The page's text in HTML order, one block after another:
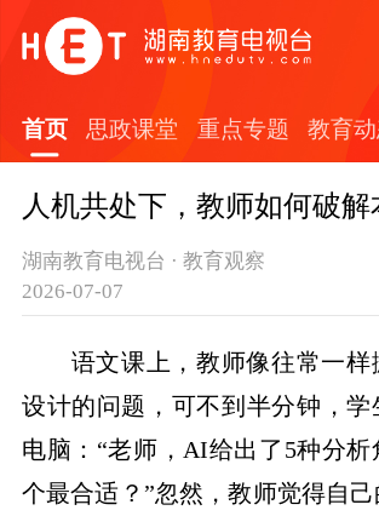
首页 思政课堂 重点专题 教育
人机共处下，教师如何破解
湖南教育电视台 · 教育观察
2026-07-07
语文课上，教师像往常一样
设计的问题，可不到半分钟，学
电脑：“老师，AI给出了5种分
个最合适？”忽然，教师觉得自